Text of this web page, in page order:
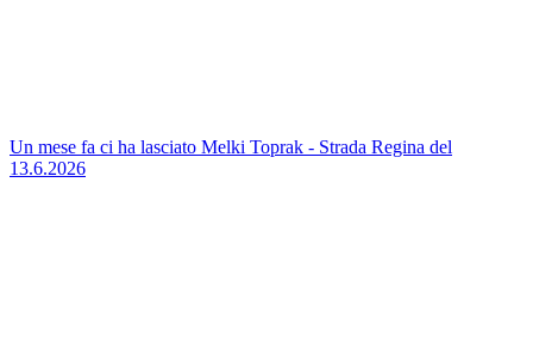
Un mese fa ci ha lasciato Melki Toprak - Strada Regina del
13.6.2026